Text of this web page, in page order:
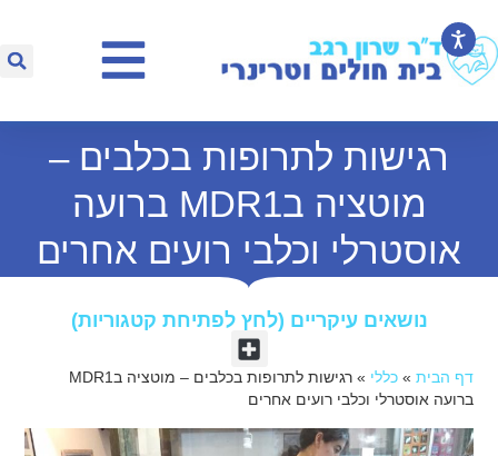
רגישות לתרופות בכלבים –
מוטציה בMDR1 ברועה
אוסטרלי וכלבי רועים אחרים
נושאים עיקריים (לחץ לפתיחת קטגוריות)​
דף הבית »כללי »
רגישות לתרופות בכלבים – מוטציה בMDR1
ברועה אוסטרלי וכלבי רועים אחרים